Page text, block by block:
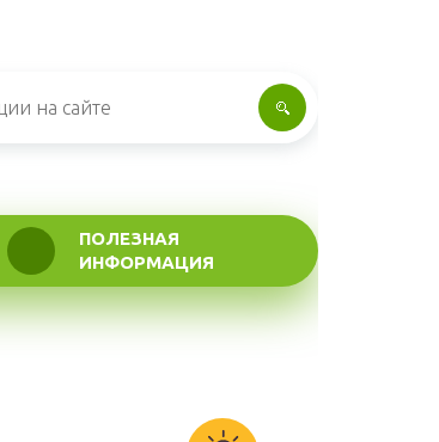
ПОЛЕЗНАЯ
ИНФОРМАЦИЯ